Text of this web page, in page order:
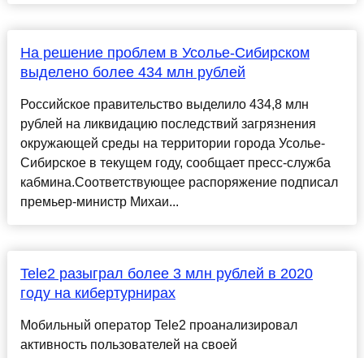
На решение проблем в Усолье-Сибирском
выделено более 434 млн рублей
Российское правительство выделило 434,8 млн
рублей на ликвидацию последствий загрязнения
окружающей среды на территории города Усолье-
Сибирское в текущем году, сообщает пресс-служба
кабмина.Соответствующее распоряжение подписал
премьер-министр Михаи...
Tele2 разыграл более 3 млн рублей в 2020
году на кибертурнирах
Мобильный оператор Tele2 проанализировал
активность пользователей на своей